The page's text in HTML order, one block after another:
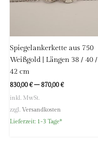
Spiegelankerkette aus 750
Weißgold | Längen 38 / 40 /
42 cm
830,00€–870,00€
inkl. MwSt.
zzgl. Versandkosten
Lieferzeit: 1-3 Tage*